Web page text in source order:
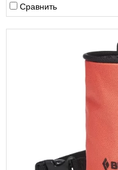
Сравнить